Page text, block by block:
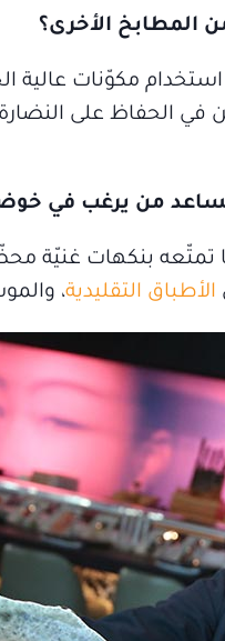
المطابخ الأخرى؟
مكوّنات عالية
في الحفاظ على
من يرغب في خوض
تمتّعه بنكهات غنيّة
الأطباق التقليدية،